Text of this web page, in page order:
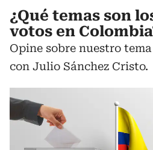
¿Qué temas son
votos en
Opine sobre nuestro
con Julio Sánchez Cristo.